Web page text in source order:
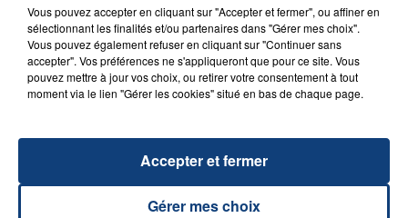
UNE ADOLESCENTE DEVANT SE FAIRE
OPÉRER DE LA CHEVILLE RESSORT DE LA...
La famille a porté plainte contre la clinique qui a
reconnu sa responsabilité et présenté ses
excuses.
7h24
7h24
Vous pouvez accepter en cliquant sur "Accepter et fermer", ou affiner en
sélectionnant les finalités et/ou partenaires dans "Gérer mes choix".
Vous pouvez également refuser en cliquant sur "Continuer sans
accepter". Vos préférences ne s'appliqueront que pour ce site. Vous
pouvez mettre à jour vos choix, ou retirer votre consentement à tout
moment via le lien "Gérer les cookies" situé en bas de chaque page.
Gérer mes choix
Accepter et fermer